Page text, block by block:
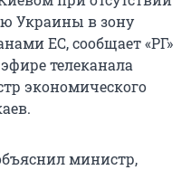
Украины в зону
ЕС, сообщает «РГ»
телеканала
экономического
министр,